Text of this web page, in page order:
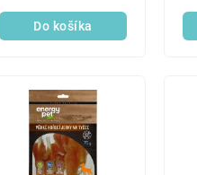
Do košíka